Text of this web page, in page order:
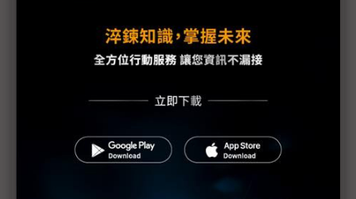
裕融嚴陳莉蓮：汽車、出行與用車事業的協同發展
AI應用與綠能發展推動創新
具正面意義
新纖：地緣風險是危機也是轉機 三大布局推進成長
台美投資MOU關稅優惠先落地 汽車零組件15%、航